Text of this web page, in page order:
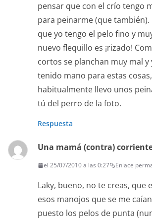
pensar que con el crío tengo
para peinarme (que también).
que yo tengo el pelo fino y
nuevo flequillo es ¡rizado!
cortos se planchan muy mal y
tenido mano para estas
habitualmente llevo unos
tú del perro de la foto.
Respuesta
Una mamá (contra)
el 25/07/2010 a las 0:27 Enlace
Laky, bueno, no te creas, que
esos manojos que se me
puesto los pelos de punta